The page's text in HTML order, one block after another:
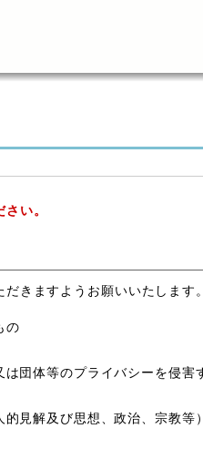
い。
きますようお願いいたします。
の
団体等のプライバシーを侵害
見解及び思想、政治、宗教等）